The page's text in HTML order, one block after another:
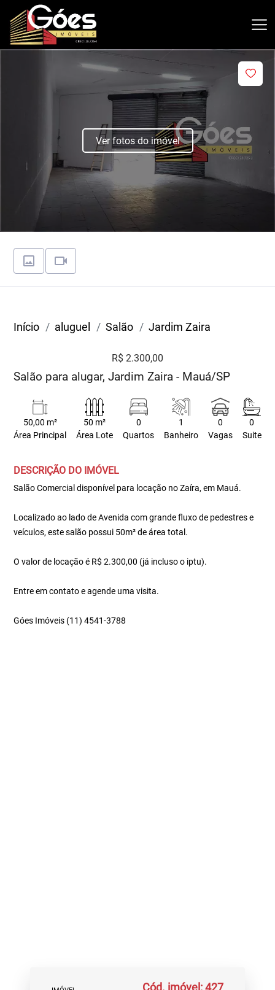
Ver fotos do imóvel
Início aluguel Salão Jardim Zaira
R$ 2.300,00
Salão para alugar, Jardim Zaira - Mauá/SP
50,00 m²
Área Principal
50 m²
Área Lote
0
Quartos
1
Banheiro
0
Vagas
0
Suite
DESCRIÇÃO DO IMÓVEL
Salão Comercial disponível para locação no Zaíra, em Mauá.
Localizado ao lado de Avenida com grande fluxo de pedestres e
veículos, este salão possui 50m² de área total.
O valor de locação é R$ 2.300,00 (já incluso o iptu).
Entre em contato e agende uma visita.
Góes Imóveis (11) 4541-3788
Cód. imóvel: 427